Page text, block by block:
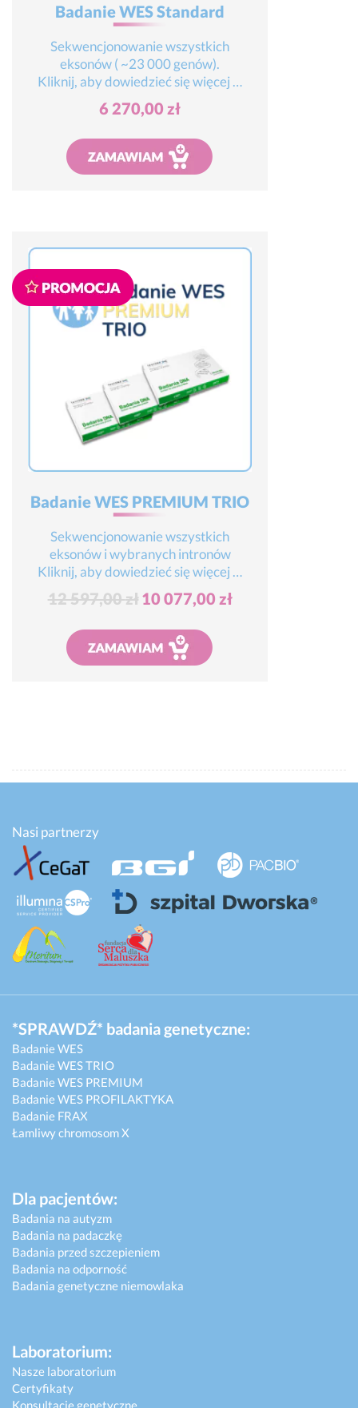
Badanie WES Standard
Sekwencjonowanie wszystkich
eksonów ( ~23 000 genów).
Kliknij, aby dowiedzieć się więcej …
6 270,00 zł
Dodaj do koszyka
Promocja!
Badanie WES PREMIUM TRIO
Sekwencjonowanie wszystkich
eksonów i wybranych intronów
Kliknij, aby dowiedzieć się więcej …
12 597,00zł Pierwotna
12
597,00 zł.
10 077,00 złAktualna
Dodaj do koszyka
Nasi partnerzy
*SPRAWDŹ* badania genetyczne:
Badanie WES
Badanie WES TRIO
Badanie WES PREMIUM
Badanie WES PROFILAKTYKA
Badanie FRAX
Łamliwy chromosom X
Dla pacjentów:
Badania na autyzm
Badania na padaczkę
Badania przed szczepieniem
Badania na odporność
Badania genetyczne niemowlaka
Laboratorium:
Nasze laboratorium
Certyfikaty